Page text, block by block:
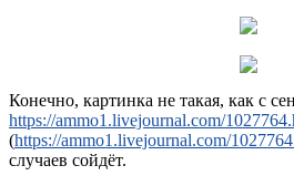
Конечно, картинка не такая, как с
https://ammo1.livejournal.com/
(https://ammo1.livejournal.com/
случаев сойдёт.